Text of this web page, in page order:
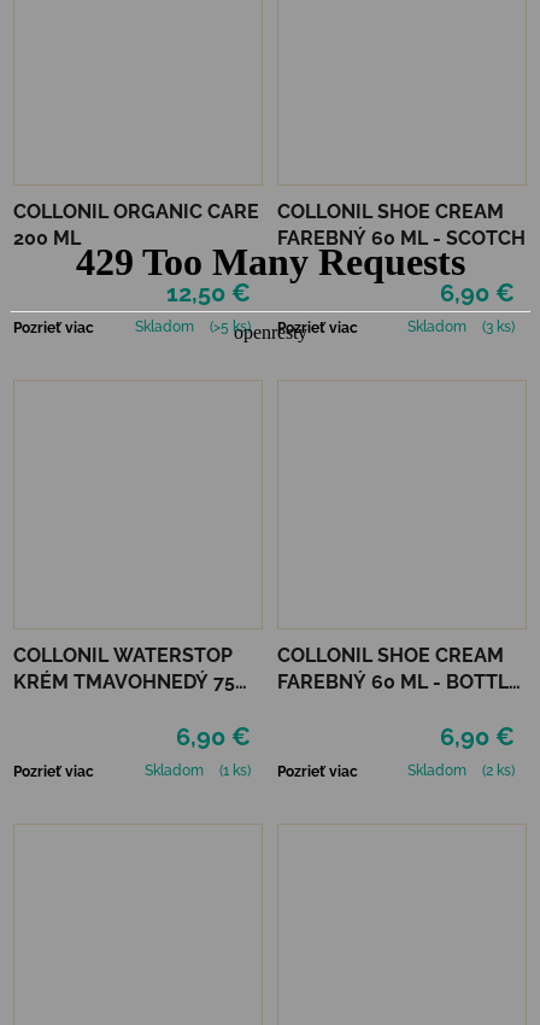
COLLONIL ORGANIC CARE
200 ML
12,50 €
Pozrieť viac Skladom (>5 ks)
COLLONIL SHOE CREAM
FAREBNÝ 60 ML - SCOTCH
6,90 €
Pozrieť viac Skladom (3 ks)
COLLONIL WATERSTOP
KRÉM TMAVOHNEDÝ 75
6,90 €
Pozrieť viac Skladom (1 ks)
COLLONIL SHOE CREAM
FAREBNÝ 60 ML - BOTTLE
6,90 €
Pozrieť viac Skladom (2 ks)